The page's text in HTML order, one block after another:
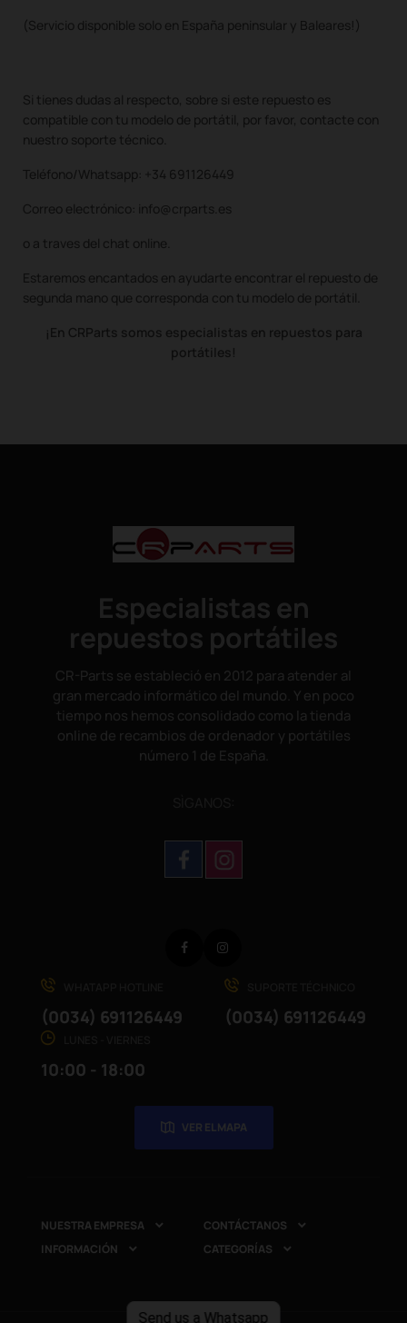
Send us a Whatsapp
(Servicio disponible solo en España peninsular y Baleares!)
Si tienes dudas al respecto, sobre si este repuesto es
compatible con tu modelo de portátil, por favor, contacte con
nuestro soporte técnico.
Teléfono/Whatsapp: +34 691126449
Correo electrónico: info@crparts.es
o a traves del chat online.
Estaremos encantados en ayudarte encontrar el repuesto de
segunda mano que corresponda con tu modelo de portátil.
¡En CRParts somos especialistas en repuestos para
portátiles!
Especialistas en
repuestos portátiles
CR-Parts se estableció en 2012 para atender al
gran mercado informático del mundo. Y en poco
tiempo nos hemos consolidado como la tienda
online de recambios de ordenador y portátiles
número 1 de España.
(0034) 691126449 (0034) 691126449
10:00 - 18:00
VER EL MAPA
Facebook
NUESTRA EMPRESA  CONTÁCTANOS 
INFORMACIÓN  CATEGORÍAS 